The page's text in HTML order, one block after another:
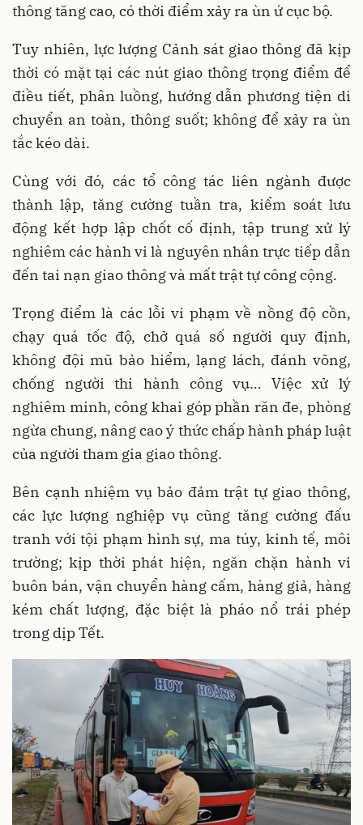
thông tăng cao, có thời điểm xảy ra ùn ứ cục bộ.
Tuy nhiên, lực lượng Cảnh sát giao thông đã kịp
thời có mặt tại các nút giao thông trọng điểm để
điều tiết, phân luồng, hướng dẫn phương tiện di
chuyển an toàn, thông suốt; không để xảy ra ùn
tắc kéo dài.
Cùng với đó, các tổ công tác liên ngành được
thành lập, tăng cường tuần tra, kiểm soát lưu
động kết hợp lập chốt cố định, tập trung xử lý
nghiêm các hành vi là nguyên nhân trực tiếp dẫn
đến tai nạn giao thông và mất trật tự công cộng.
Trọng điểm là các lỗi vi phạm về nồng độ cồn,
chạy quá tốc độ, chở quá số người quy định,
không đội mũ bảo hiểm, lạng lách, đánh võng,
chống người thi hành công vụ… Việc xử lý
nghiêm minh, công khai góp phần răn đe, phòng
ngừa chung, nâng cao ý thức chấp hành pháp luật
của người tham gia giao thông.
Bên cạnh nhiệm vụ bảo đảm trật tự giao thông,
các lực lượng nghiệp vụ cũng tăng cường đấu
tranh với tội phạm hình sự, ma túy, kinh tế, môi
trường; kịp thời phát hiện, ngăn chặn hành vi
buôn bán, vận chuyển hàng cấm, hàng giả, hàng
kém chất lượng, đặc biệt là pháo nổ trái phép
trong dịp Tết.